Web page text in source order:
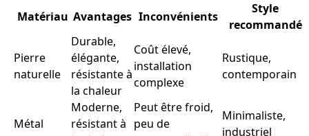
Matériau Avantages Inconvénients
Style
recommandé
Pierre
naturelle
Durable,
élégante,
résistante à
la chaleur
Coût élevé,
installation
complexe
Rustique,
contemporain
Métal
Moderne,
résistant à
Peut être froid,
peu de
Minimaliste,
industriel